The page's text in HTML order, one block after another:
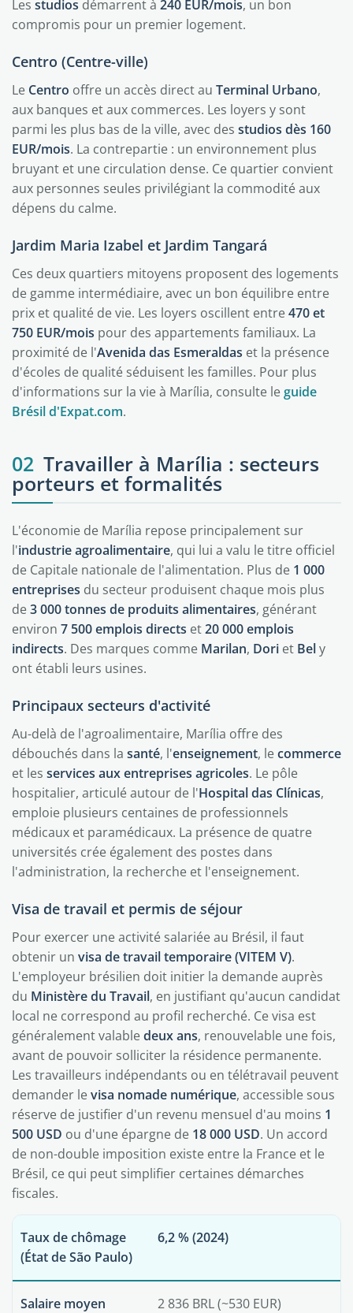
Les studios démarrent à 240 EUR/mois, un bon
compromis pour un premier logement.
Centro (Centre-ville)
Le Centro offre un accès direct au Terminal Urbano,
aux banques et aux commerces. Les loyers y sont
parmi les plus bas de la ville, avec des studios dès 160
EUR/mois. La contrepartie : un environnement plus
bruyant et une circulation dense. Ce quartier convient
aux personnes seules privilégiant la commodité aux
dépens du calme.
Jardim Maria Izabel et Jardim Tangará
Ces deux quartiers mitoyens proposent des logements
de gamme intermédiaire, avec un bon équilibre entre
prix et qualité de vie. Les loyers oscillent entre470 et
750 EUR/mois pour des appartements familiaux. La
proximité de l'Avenida das Esmeraldas et la présence
d'écoles de qualité séduisent les familles. Pour plus
d'informations sur la vie à Marília, consulte leguide
Brésil d'Expat.com.
02 Travailler à Marília : secteurs
porteurs et formalités
L'économie de Marília repose principalement sur
l'industrie agroalimentaire, qui lui a valu le titre officiel
de Capitale nationale de l'alimentation. Plus de 1 000
entreprises du secteur produisent chaque mois plus
de3 000 tonnes de produits alimentaires, générant
environ 7 500 emplois directs et20 000 emplois
indirects. Des marques comme Marilan, Dori et Bely
ont établi leurs usines.
Principaux secteurs d'activité
Au-delà de l'agroalimentaire, Marília offre des
débouchés dans la santé, l'enseignement, lecommerce
et les services aux entreprises agricoles. Le pôle
hospitalier, articulé autour de l'Hospital das Clínicas,
emploie plusieurs centaines de professionnels
médicaux et paramédicaux. La présence de quatre
universités crée également des postes dans
l'administration, la recherche et l'enseignement.
Visa de travail et permis de séjour
Pour exercer une activité salariée au Brésil, il faut
obtenir un visa de travail temporaire (VITEM V).
L'employeur brésilien doit initier la demande auprès
du Ministère du Travail, en justifiant qu'aucun candidat
local ne correspond au profil recherché. Ce visa est
généralement valabledeux ans, renouvelable une fois,
avant de pouvoir solliciter la résidence permanente.
Les travailleurs indépendants ou en télétravail peuvent
demander levisa nomade numérique, accessible sous
réserve de justifier d'un revenu mensuel d'au moins 1
500 USD ou d'une épargne de 18 000 USD. Un accord
de non-double imposition existe entre la France et le
Brésil, ce qui peut simplifier certaines démarches
fiscales.
Taux de chômage
(État de São Paulo)
6,2 % (2024)
Salaire moyen
2 836 BRL (~530 EUR)